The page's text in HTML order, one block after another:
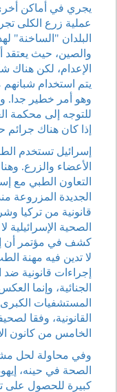
عملية زرع الكلى
البلدان "الساخنة"
والصين، حيث يعتقد
الإعدام، لكن هناك
يتم استخدام
وهو أمر خطير جدا.
للتوجه إلى محكمة
إذا كان هناك جرائم
إسرائيل تستخدم
الأعضاء والزرع.
التعاون الطبي مع
قانونية من تركيا
كشف في مؤتمر أن
لا تدين فيه مهنة
إجراءات قانونية ضد
الجنائية، وإنما
المستشفيات
القانونية، وفقا
الخامس من كانون
وفي محاولة لحل
كبيرة للحصول على